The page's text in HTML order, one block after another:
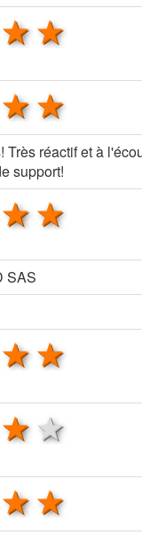
4 stars
3 stars
4 stars
3 stars
Très réactif et à
support!
4 stars
3 stars
SAS
4 stars
3 stars
4 stars
3 stars
4 stars
3 stars